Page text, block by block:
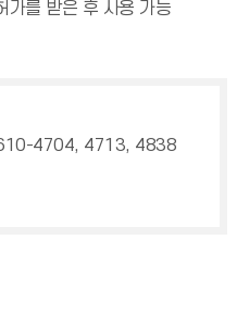
가를 받은 후 사용 가능
4704, 4713, 4838